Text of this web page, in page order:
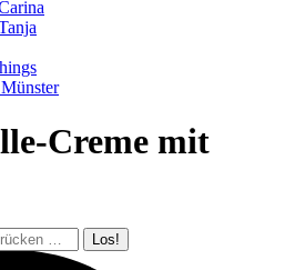
Creme mit